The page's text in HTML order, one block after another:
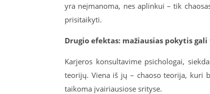
yra neįmanoma, nes aplinkui – tik
prisitaikyti.
Drugio efektas: mažiausias pokytis
Karjeros konsultavime psichologai,
teorijų. Viena iš jų – chaoso teorija, kuri
taikoma įvairiausiose srityse.